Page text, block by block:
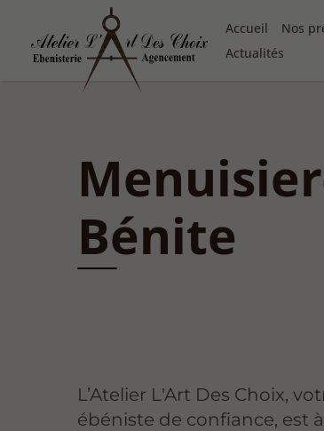
Accueil Nos
Actualités
Bénite
L’Atelier L'Art Des Choix,
ébéniste de confiance, est